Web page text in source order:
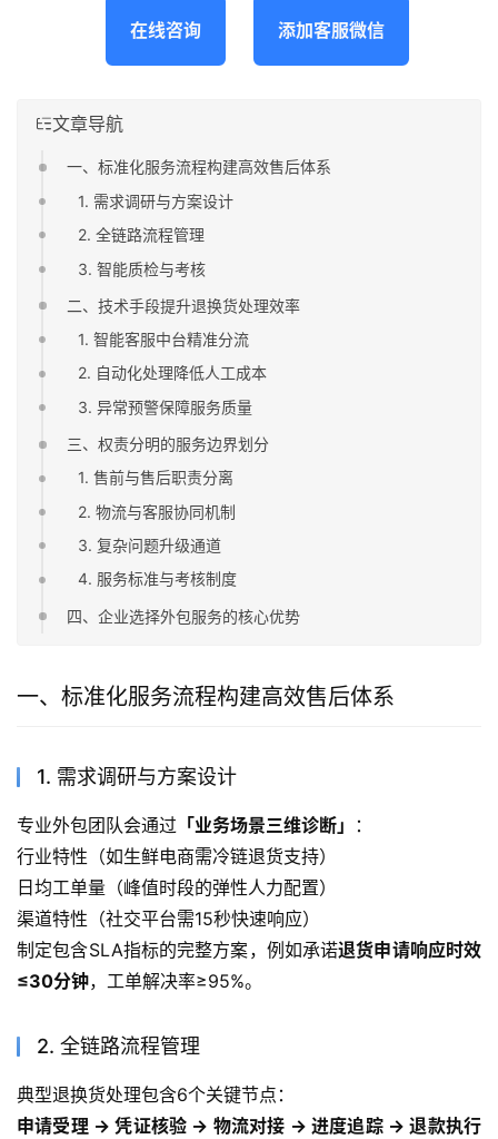
在线咨询 添加客服微信
文章导航
一、标准化服务流程构建高效售后体系
1. 需求调研与方案设计
2. 全链路流程管理
3. 智能质检与考核
二、技术手段提升退换货处理效率
1. 智能客服中台精准分流
2. 自动化处理降低人工成本
3. 异常预警保障服务质量
三、权责分明的服务边界划分
1. 售前与售后职责分离
2. 物流与客服协同机制
3. 复杂问题升级通道
4. 服务标准与考核制度
四、企业选择外包服务的核心优势
一、标准化服务流程构建高效售后体系
1. 需求调研与方案设计
专业外包团队会通过 「业务场景三维诊断」
：
行业特性（如生鲜电商需冷链退货支持）
日均工单量（峰值时段的弹性人力配置）
渠道特性（社交平台需15秒快速响应）
制定包含SLA指标的完整方案，例如承诺退货申请响应时效
≤30分钟，工单解决率≥95%。
2. 全链路流程管理
典型退换货处理包含6个关键节点：
申请受理 → 凭证核验 → 物流对接 → 进度追踪 → 退款执行